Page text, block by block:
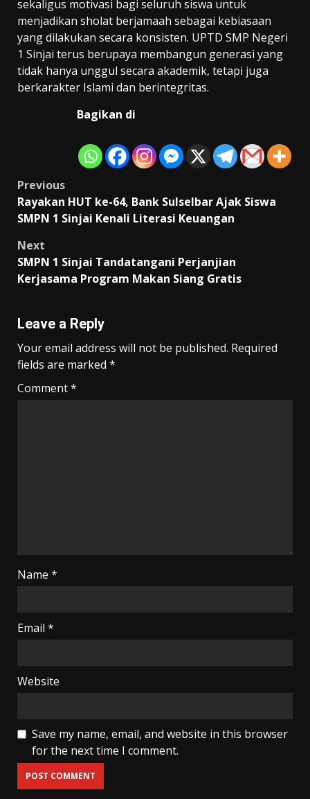
sekaligus motivasi bagi seluruh siswa untuk
menjadikan sholat berjamaah sebagai kebiasaan
yang dilakukan secara konsisten. UPTD SMP Negeri
1 Sinjai terus berupaya membangun generasi yang
tidak hanya unggul secara akademik, tetapi juga
berkarakter Islami dan berintegritas.
Bagikan di
Post
navigation
Previous
Rayakan HUT ke-64, Bank Sulselbar Ajak Siswa
SMPN 1 Sinjai Kenali Literasi Keuangan
Next
SMPN 1 Sinjai Tandatangani Perjanjian
Kerjasama Program Makan Siang Gratis
Leave a Reply
Your email address will not be published. Required
fields are marked *
Comment*
Name *
Email *
Website
Save my name, email, and website in this browser
for the next time I comment.